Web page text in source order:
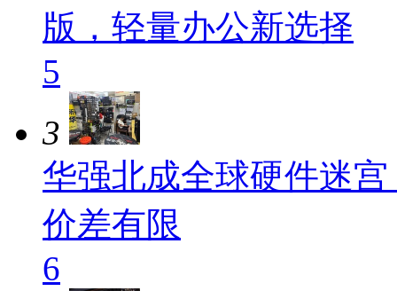
版，轻量办公新选择
5
3
华强北成全球硬件迷
价差有限
6